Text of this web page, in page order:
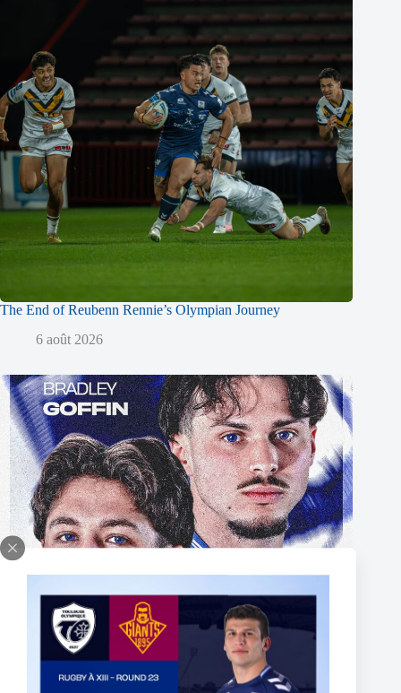
The End of Reubenn Rennie’s Olympian Journey
6 août 2026